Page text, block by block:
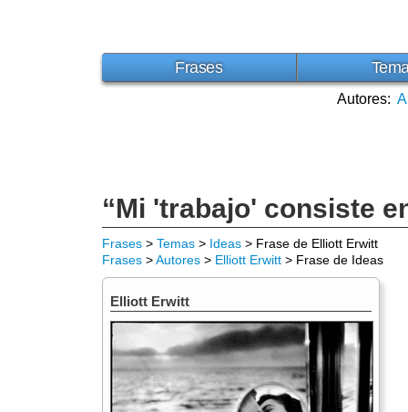
Frases
Autores: A
“Mi 'trabajo' consiste
Frases > Temas > Ideas > Frase de Elliott Erwitt
Frases >Autores > Elliott Erwitt > Frase de Ideas
Elliott Erwitt